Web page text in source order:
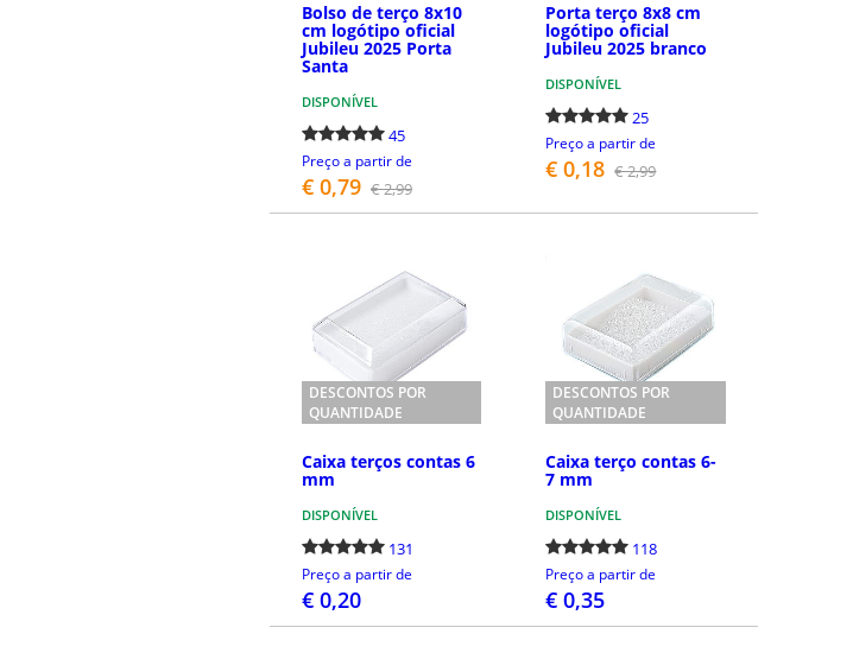
Bolso de terço 8x10
cm logótipo oficial
Jubileu 2025 Porta
Santa
DISPONÍVEL
45
Preço a partir de
€ 0,79 € 2,99
Porta terço 8x8 cm
logótipo oficial
Jubileu 2025 branco
DISPONÍVEL
25
Preço a partir de
€ 0,18 € 2,99
DESCONTOS POR
QUANTIDADE
Caixa terços contas 6
mm
DISPONÍVEL
131
Preço a partir de
€ 0,20
DESCONTOS POR
QUANTIDADE
Caixa terço contas 6-
7 mm
DISPONÍVEL
118
Preço a partir de
€ 0,35